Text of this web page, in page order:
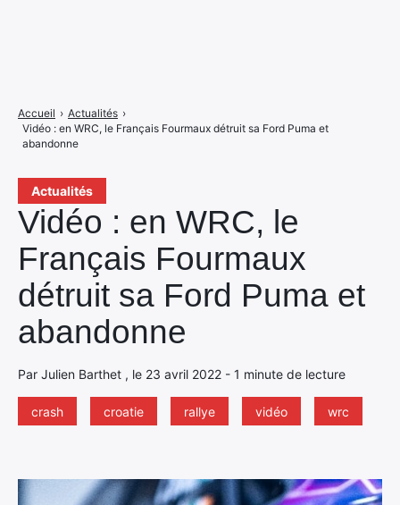
Actualités
Vidéo : en WRC, le
Français Fourmaux
détruit sa Ford Puma et
abandonne
Par Julien Barthet , le 23 avril 2022 - 1 minute de lecture
crash croatie rallye vidéo wrc
Accueil › Actualités ›
Vidéo : en WRC, le Français Fourmaux détruit sa Ford Puma et
abandonne